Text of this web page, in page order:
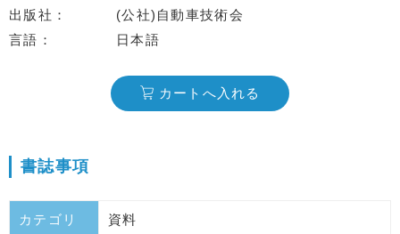
出版社
(公社)自動車技術会
言語
日本語
カートへ入れる
書誌事項
カテゴリ 資料